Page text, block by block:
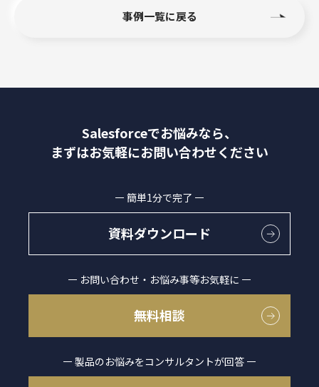
事例一覧に戻る
Salesforceでお悩みなら、
まずはお気軽にお問い合わせください
簡単1分で完了
資料ダウンロード
お問い合わせ・お悩み事等お気軽に
無料相談
製品のお悩みをコンサルタントが回答